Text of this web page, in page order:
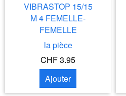
VIBRASTOP 15/15
M 4 FEMELLE-
FEMELLE
la pièce
CHF 3.95
Ajouter